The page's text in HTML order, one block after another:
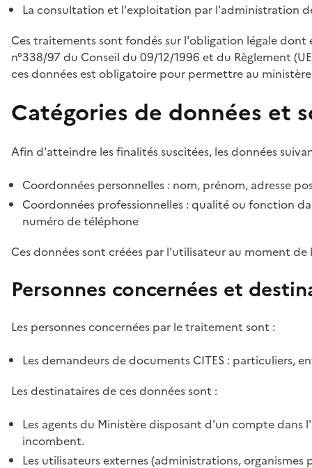
La consultation et l'exploitation par l'administration
Ces traitements sont fondés sur l'obligation légale
n°338/97 du Conseil du 09/12/1996 et du Règlement
ces données est obligatoire pour permettre au
Catégories de données et
Afin d'atteindre les finalités suscitées, les données
Coordonnées personnelles : nom, prénom, adresse
Coordonnées professionnelles : qualité ou fonction
numéro de téléphone
Ces données sont créées par l'utilisateur au moment
Personnes concernées et
Les personnes concernées par le traitement sont :
Les demandeurs de documents CITES : particuliers,
Les destinataires de ces données sont :
Les agents du Ministère disposant d'un compte
incombent.
Les utilisateurs externes (administrations,